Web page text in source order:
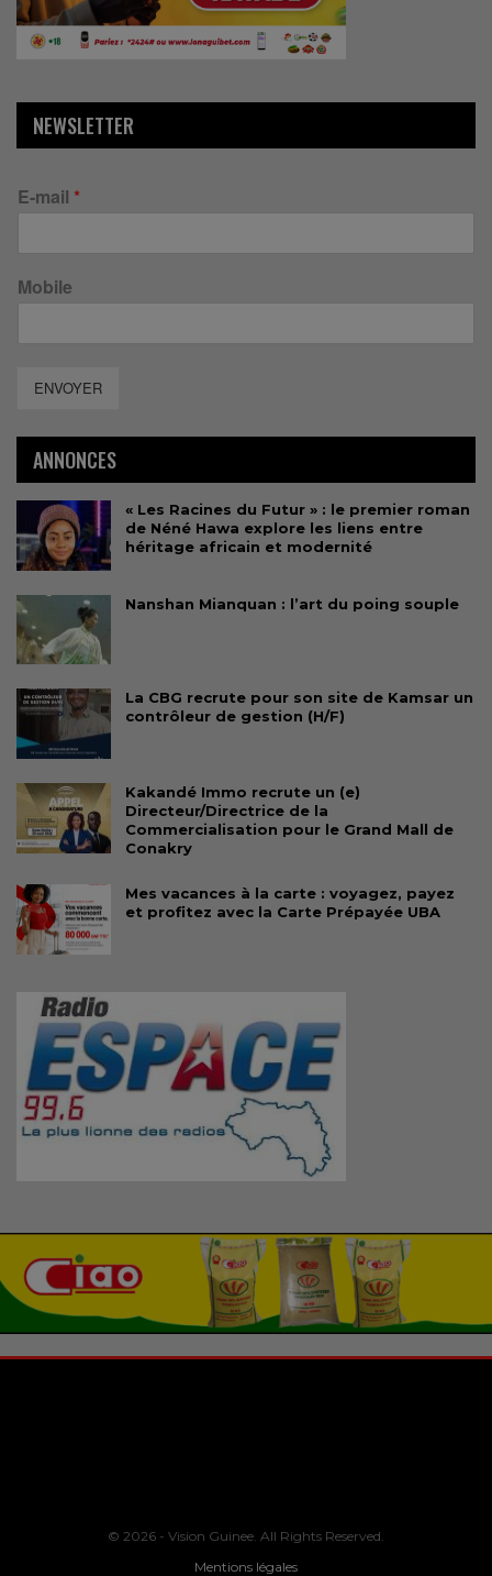
NEWSLETTER
E-mail *
Mobile
ENVOYER
ANNONCES
« Les Racines du Futur » : le premier roman
de Néné Hawa explore les liens entre
héritage africain et modernité
Nanshan Mianquan : l’art du poing souple
La CBG recrute pour son site de Kamsar un
contrôleur de gestion (H/F)
Kakandé Immo recrute un (e)
Directeur/Directrice de la
Commercialisation pour le Grand Mall de
Conakry
Mes vacances à la carte : voyagez, payez
et profitez avec la Carte Prépayée UBA
© 2026 - Vision Guinee. All Rights Reserved.
Mentions légales